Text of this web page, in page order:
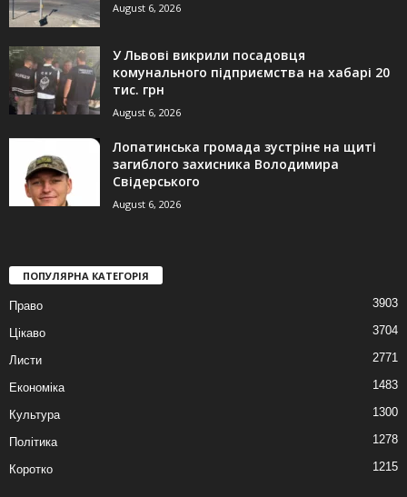
August 6, 2026
У Львові викрили посадовця
комунального підприємства на хабарі 20
тис. грн
August 6, 2026
Лопатинська громада зустріне на щиті
загиблого захисника Володимира
Свідерського
August 6, 2026
ПОПУЛЯРНА КАТЕГОРІЯ
Право 3903
Цікаво 3704
Листи 2771
Економіка 1483
Культура 1300
Політика 1278
Коротко 1215